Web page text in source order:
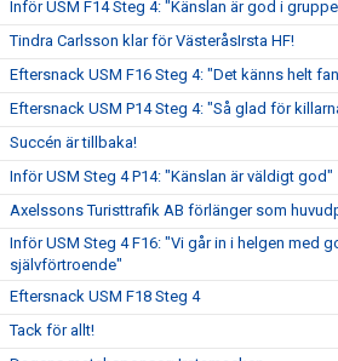
Inför USM F14 Steg 4: "Känslan är god i
Tindra Carlsson klar för VästeråsIrsta HF!
Eftersnack USM F16 Steg 4: "Det känns helt
Eftersnack USM P14 Steg 4: "Så glad för
Succén är tillbaka!
Inför USM Steg 4 P14: "Känslan är väldigt god"
Axelssons Turisttrafik AB förlänger som
Inför USM Steg 4 F16: "Vi går in i helgen med
självförtroende"
Eftersnack USM F18 Steg 4
Tack för allt!